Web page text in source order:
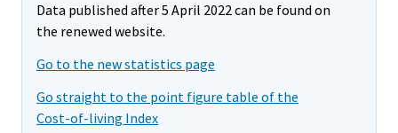
Data published after 5 April 2022 can be found on
the renewed website.
Go to the new statistics page
Go straight to the point figure table of the
Cost-of-living Index